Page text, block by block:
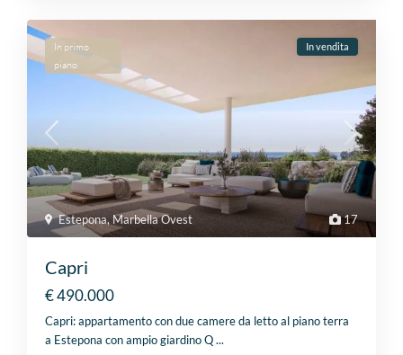
17
Estepona,Marbella Ovest
In primo
piano
In vendita
Capri
€ 490.000
Capri: appartamento con due camere da letto al piano terra
a Estepona con ampio giardino Q...